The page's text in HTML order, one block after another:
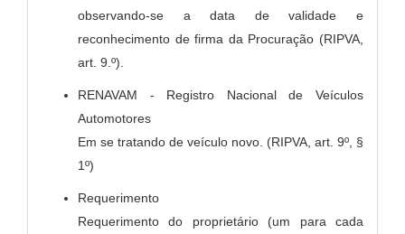
observando-se a data de validade e
reconhecimento de firma da Procuração (RIPVA,
art. 9.º).
RENAVAM - Registro Nacional de Veículos
Automotores
Em se tratando de veículo novo. (RIPVA, art. 9º, §
1º)
Requerimento
Requerimento do proprietário (um para cada